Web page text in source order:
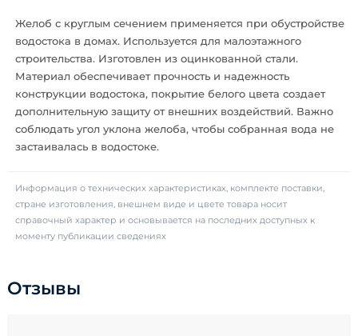
Желоб с круглым сечением применяется при обустройстве
водостока в домах. Используется для малоэтажного
строительства. Изготовлен из оцинкованной стали.
Материал обеспечивает прочность и надежность
конструкции водостока, покрытие белого цвета создает
дополнительную защиту от внешних воздействий. Важно
соблюдать угол уклона желоба, чтобы собранная вода не
застаивалась в водостоке.
Информация о технических характеристиках, комплекте поставки,
стране изготовления, внешнем виде и цвете товара носит
справочный характер и основывается на последних доступных к
моменту публикации сведениях
Отзывы